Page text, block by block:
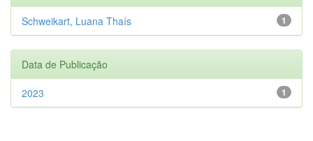
1
Schweikart, Luana Thaís
Data de Publicação
1
2023